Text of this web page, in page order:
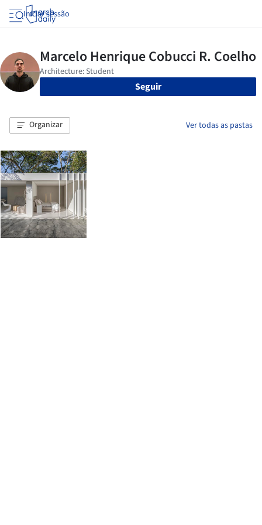
Iniciar sessão
Seguir
Organizar Ver todas as pastas